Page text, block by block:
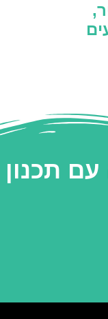
עם